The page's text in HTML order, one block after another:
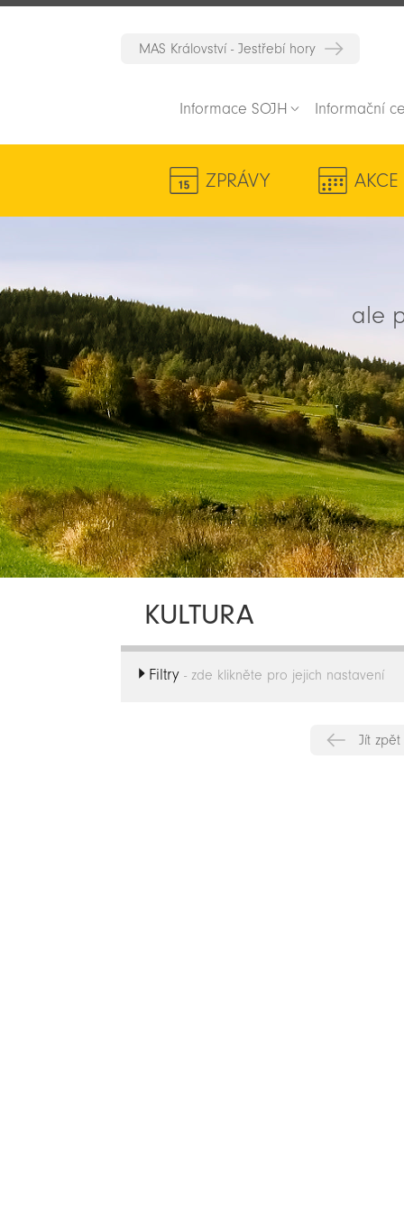
MAS Království - Jestřebí hory
Informace SOJH Informační
ZPRÁVY AKCE
ale
KULTURA
Filtry - zde klikněte pro jejich nastavení
Jít zpět